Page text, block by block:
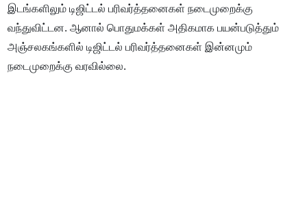
இடங்களிலும் டிஜிட்டல் பரிவர்த்தனைகள் நடைமுறைக்கு
வந்துவிட்டன. ஆனால் பொதுமக்கள் அதிகமாக பயன்படுத்தும்
அஞ்சலகங்களில் டிஜிட்டல் பரிவர்த்தனைகள் இன்னமும்
நடைமுறைக்கு வரவில்லை.